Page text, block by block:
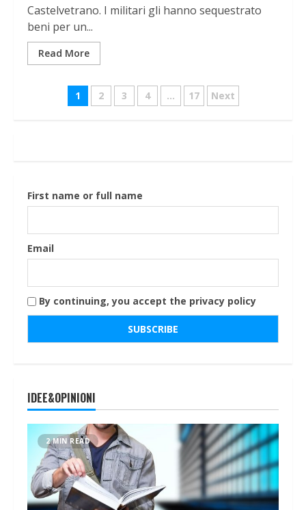
Castelvetrano. I militari gli hanno sequestrato
beni per un...
Read More
Navigazione
1 2 3 4 … 17 Next
First name or full name
Email
By continuing, you accept the privacy policy
IDEE&OPINIONI
2 MIN READ